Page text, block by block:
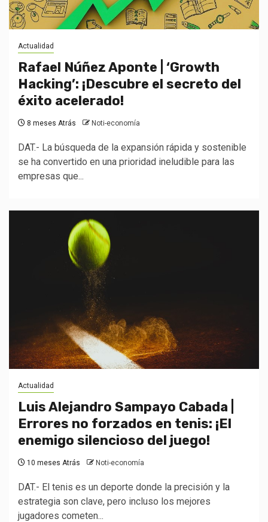
Actualidad
Rafael Núñez Aponte | ‘Growth
Hacking’: ¡Descubre el secreto del
éxito acelerado!
8 meses Atrás Noti-economía
DAT.- La búsqueda de la expansión rápida y sostenible
se ha convertido en una prioridad ineludible para las
empresas que...
Actualidad
Luis Alejandro Sampayo Cabada |
Errores no forzados en tenis: ¡El
enemigo silencioso del juego!
10 meses Atrás Noti-economía
DAT.- El tenis es un deporte donde la precisión y la
estrategia son clave, pero incluso los mejores
jugadores cometen...